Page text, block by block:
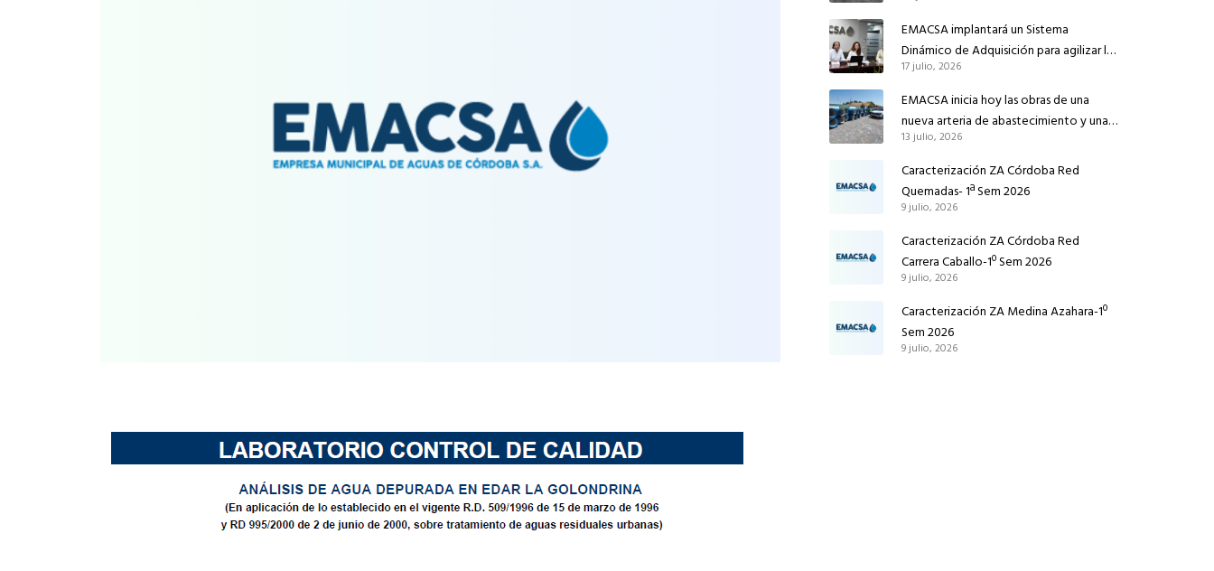
reforzar el suministro de agua de
Córdoba
EMACSA implantará un Sistema
Dinámico de Adquisición para agilizar la
contratación de obras en sus redes e
instalaciones
17 julio, 2026
EMACSA inicia hoy las obras de una
nueva arteria de abastecimiento y una
red de agua no potable en Ingeniero
Ruiz de Azúa
13 julio, 2026
Caracterización ZA Córdoba Red
Quemadas- 1ª Sem 2026
9 julio, 2026
Caracterización ZA Córdoba Red
Carrera Caballo-1º Sem 2026
9 julio, 2026
Caracterización ZA Medina Azahara-1º
Sem 2026
9 julio, 2026